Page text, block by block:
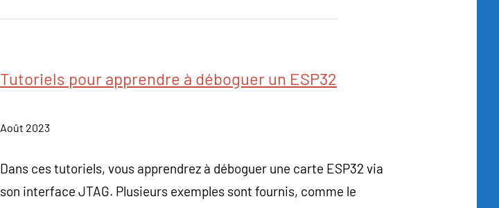
Tutoriels pour apprendre à déboguer un ESP32
Août 2023
Dans ces tutoriels, vous apprendrez à déboguer une carte ESP32 via
son interface JTAG. Plusieurs exemples sont fournis, comme le